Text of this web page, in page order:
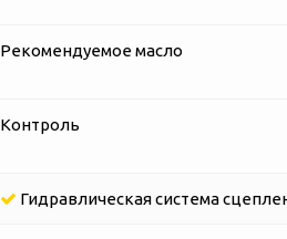
Рекомендуемое масло
Контроль
Гидравлическая система